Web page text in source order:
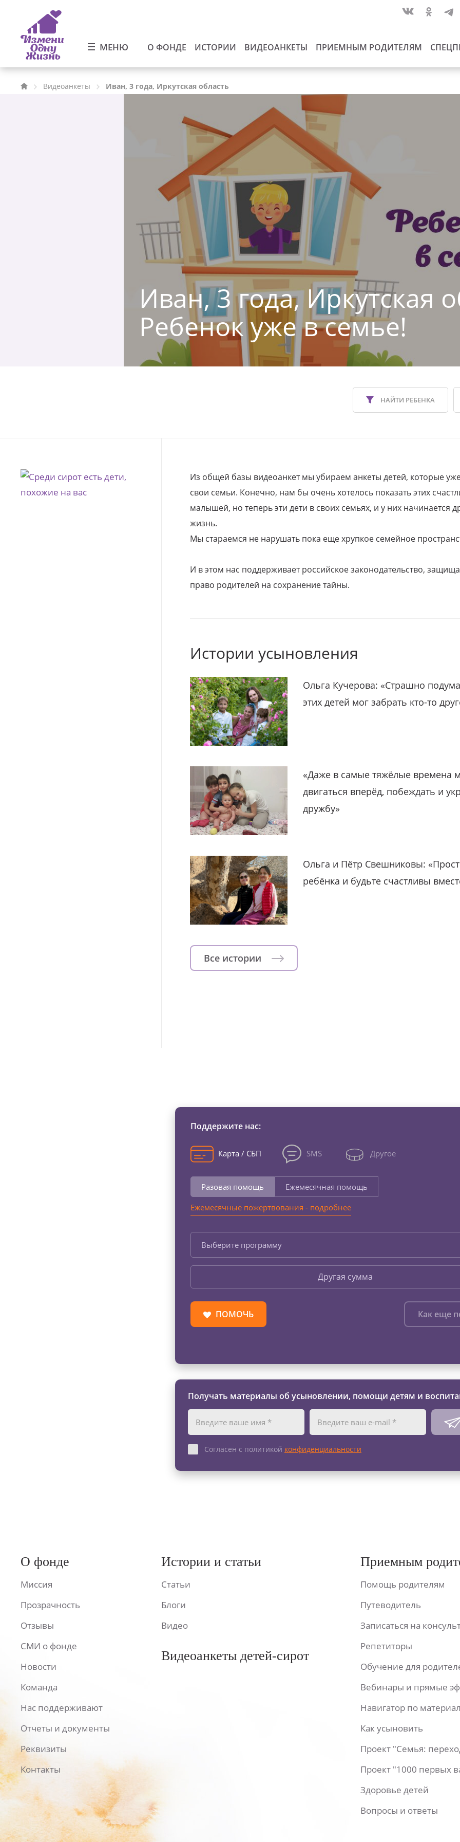
МЕНЮ О ФОНДЕ ИСТОРИИ ВИДЕОАНКЕТЫ ПРИЕМНЫМ РОДИТЕЛЯМ
Видеоанкеты Иван, 3 года, Иркутская область
Иван, 3 года, Иркутская
Ребенок уже в семье!
НАЙТИ РЕБЕНКА
Из общей базы видеоанкет мы убираем анкеты детей, которые
свои семьи. Конечно, нам бы очень хотелось показать этих
малышей, но теперь эти дети в своих семьях, и у них начинается
жизнь.
Мы стараемся не нарушать пока еще хрупкое семейное
И в этом нас поддерживает российское законодательство,
право родителей на сохранение тайны.
Истории усыновления
Ольга Кучерова: «Страшно
этих детей мог забрать кто-то
«Даже в самые тяжёлые времена
двигаться вперёд, побеждать и
дружбу»
Ольга и Пётр Свешниковы:
ребёнка и будьте счастливы
Все истории
Поддержите нас:
Карта / СБП SMS Другое
Разовая помощь
Ежемесячная помощь
Ежемесячные пожертвования - подробнее
Выберите программу
Другая сумма
ПОМОЧЬ Как еще
Получать материалы об усыновлении, помощи детям и
Согласен с политикой конфиденциальности
О фонде
Миссия
Прозрачность
Отзывы
СМИ о фонде
Новости
Команда
Нас поддерживают
Отчеты и документы
Реквизиты
Контакты
Истории и статьи
Статьи
Блоги
Видео
Видеоанкеты детей-сирот
Приемным
Помощь родителям
Путеводитель
Записаться на
Репетиторы
Обучение для
Вебинары и прямые
Навигатор по
Как усыновить
Проект "Семья:
Проект "1000 первых
Здоровье детей
Вопросы и ответы